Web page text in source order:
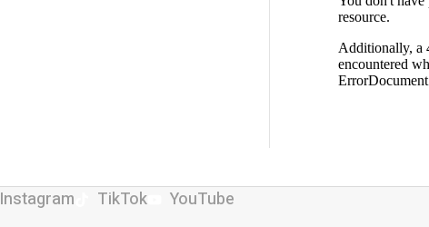
Instagram TikTok YouTube